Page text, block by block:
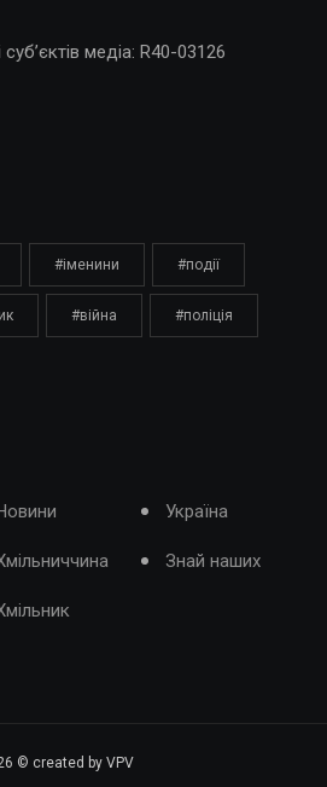
медіа: R40-03126
#іменини #події
#війна #поліція
Україна
Знай наших
© created by VPV